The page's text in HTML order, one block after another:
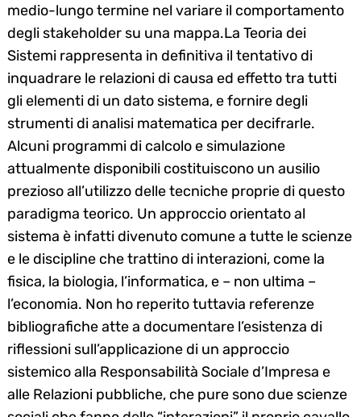
medio-lungo termine nel variare il comportamento
degli stakeholder su una mappa.La Teoria dei
Sistemi rappresenta in definitiva il tentativo di
inquadrare le relazioni di causa ed effetto tra tutti
gli elementi di un dato sistema, e fornire degli
strumenti di analisi matematica per decifrarle.
Alcuni programmi di calcolo e simulazione
attualmente disponibili costituiscono un ausilio
prezioso all’utilizzo delle tecniche proprie di questo
paradigma teorico. Un approccio orientato al
sistema è infatti divenuto comune a tutte le scienze
e le discipline che trattino di interazioni, come la
fisica, la biologia, l’informatica, e – non ultima –
l’economia. Non ho reperito tuttavia referenze
bibliografiche atte a documentare l’esistenza di
riflessioni sull’applicazione di un approccio
sistemico alla Responsabilità Sociale d’Impresa e
alle Relazioni pubbliche, che pure sono due scienze